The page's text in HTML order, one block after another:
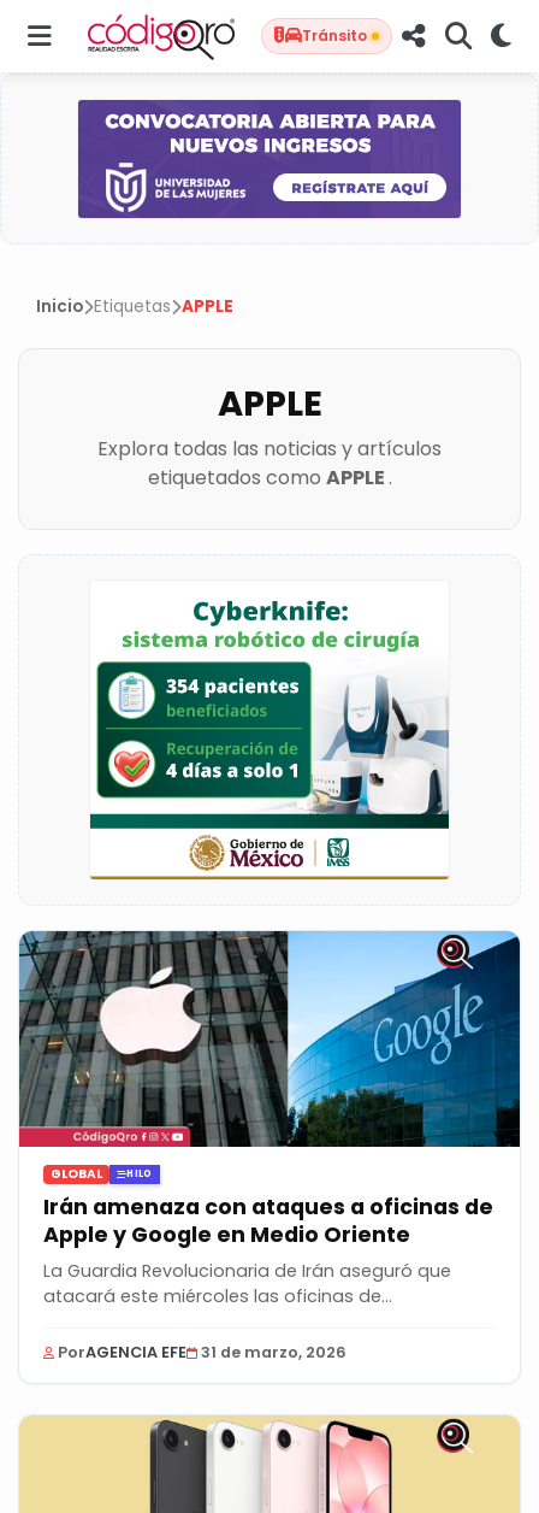
Tránsito
Inicio Etiquetas APPLE
APPLE
Explora todas las noticias y artículos
etiquetados como APPLE.
GLOBAL HILO
Irán amenaza con ataques a oficinas de
Apple y Google en Medio Oriente
La Guardia Revolucionaria de Irán aseguró que
atacará este miércoles las oficinas de
PorAGENCIA EFE 31 de marzo, 2026